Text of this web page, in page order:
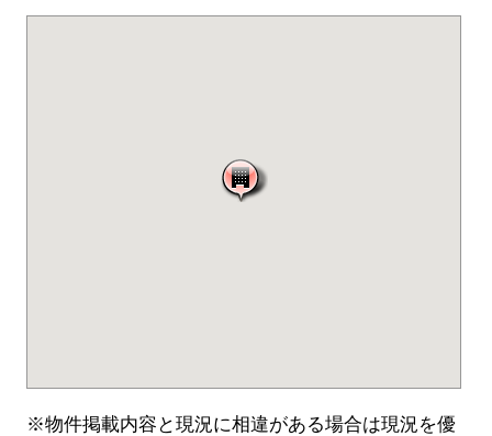
※物件掲載内容と現況に相違がある場合は現況を優